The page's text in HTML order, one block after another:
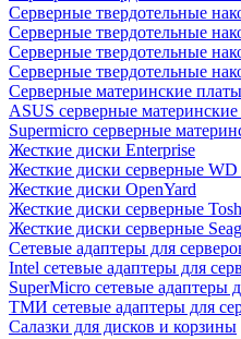
Cерверные твердотельные
Cерверные твердотельные
Cерверные твердотельные
Cерверные твердотельные
Серверные материнские платы
ASUS серверные
Supermicro серверные
Жесткие диски Enterprise
Жесткие диски серверные WD
Жесткие диски OpenYard
Жесткие диски серверные
Жесткие диски серверные
Сетевые адаптеры для
Intel сетевые адаптеры для
SuperMicro сетевые адаптеры
ТМИ сетевые адаптеры для
Салазки для дисков и корзины